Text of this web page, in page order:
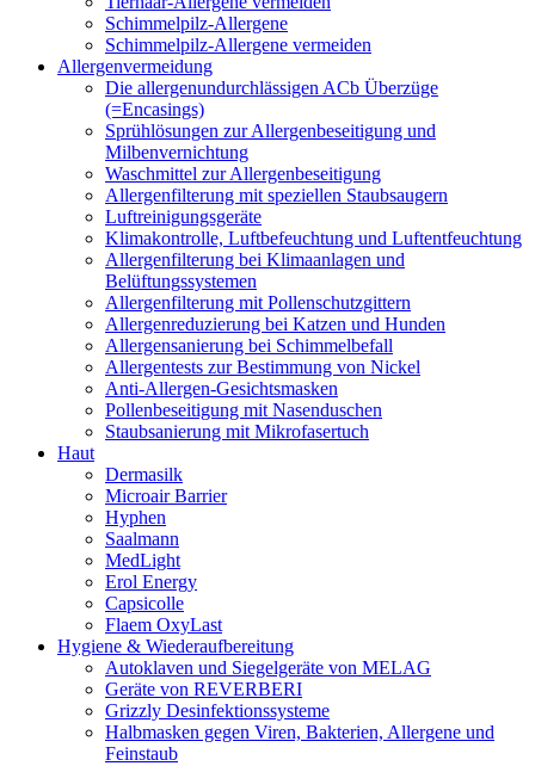
Schimmelpilz-Allergene
Schimmelpilz-Allergene vermeiden
Allergenvermeidung
Die allergenundurchlässigen ACb Überzüge
(=Encasings)
Sprühlösungen zur Allergenbeseitigung und
Milbenvernichtung
Waschmittel zur Allergenbeseitigung
Allergenfilterung mit speziellen Staubsaugern
Luftreinigungsgeräte
Klimakontrolle, Luftbefeuchtung und Luftentfeuchtung
Allergenfilterung bei Klimaanlagen und
Belüftungssystemen
Allergenfilterung mit Pollenschutzgittern
Allergenreduzierung bei Katzen und Hunden
Allergensanierung bei Schimmelbefall
Allergentests zur Bestimmung von Nickel
Anti-Allergen-Gesichtsmasken
Pollenbeseitigung mit Nasenduschen
Staubsanierung mit Mikrofasertuch
Haut
Dermasilk
Microair Barrier
Hyphen
Saalmann
MedLight
Erol Energy
Capsicolle
Flaem OxyLast
Hygiene & Wiederaufbereitung
Autoklaven und Siegelgeräte von MELAG
Geräte von REVERBERI
Grizzly Desinfektionssysteme
Halbmasken gegen Viren, Bakterien, Allergene und
Feinstaub